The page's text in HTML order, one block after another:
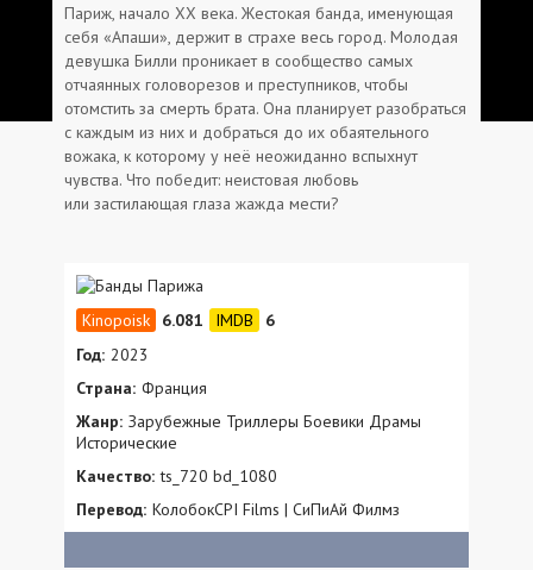
Париж, начало XX века. Жестокая банда, именующая
себя «Апаши», держит в страхе весь город. Молодая
девушка Билли проникает в сообщество самых
отчаянных головорезов и преступников, чтобы
отомстить за смерть брата. Она планирует разобраться
с каждым из них и добраться до их обаятельного
вожака, к которому у неё неожиданно вспыхнут
чувства. Что победит: неистовая любовь
или застилающая глаза жажда мести?
6.081
6
Год: 2023
Страна: Франция
Жанр: Зарубежные Триллеры Боевики Драмы
Исторические
Качество: ts_720 bd_1080
Перевод: КолобокCPI Films | СиПиАй Филмз